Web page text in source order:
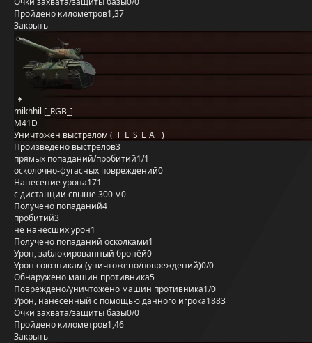
Пройдено километров1,37
Закрыть
mikhhil [_RGB_]
M41D
Уничтожен выстрелом (_T_E_S_L_A__)
Произведено выстрелов3
прямых попаданий/пробитий1/1
осколочно-фугасных повреждений0
Нанесение урона171
с дистанции свыше 300 м0
Получено попаданий4
пробитий3
не нанёсших урон1
Получено попаданий осколками1
Урон, заблокированный бронёй0
Урон союзникам (уничтожено/повреждений)0/0
Обнаружено машин противника5
Повреждено/уничтожено машин противника1/0
Урон, нанесённый с помощью данного игрока1883
Очки захвата/защиты базы0/0
Пройдено километров1,46
Закрыть